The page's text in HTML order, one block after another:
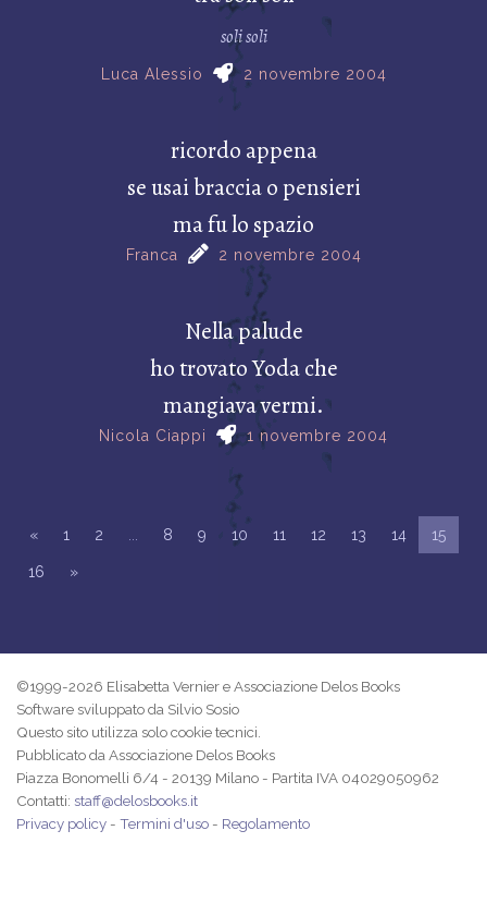
soli soli
Luca Alessio 2 novembre 2004
ricordo appena
se usai braccia o pensieri
ma fu lo spazio
Franca 2 novembre 2004
Nella palude
ho trovato Yoda che
mangiava vermi.
Nicola Ciappi 1 novembre 2004
« 1 2 8 9 10 11 12 13 14 15
16 »
©1999-2026 Elisabetta Vernier e Associazione Delos Books
Software sviluppato da Silvio Sosio
Questo sito utilizza solo cookie tecnici.
Pubblicato da Associazione Delos Books
Piazza Bonomelli 6/4 - 20139 Milano - Partita IVA 04029050962
Contatti: staff@delosbooks.it
Privacy policy - Termini d'uso - Regolamento